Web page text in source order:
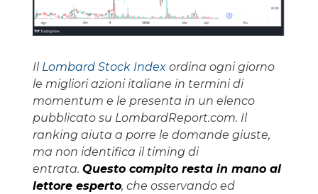
Il Lombard Stock Index ordina ogni giorno
le migliori azioni italiane in termini di
momentum e le presenta in un elenco
pubblicato su LombardReport.com. Il
ranking aiuta a porre le domande giuste,
ma non identifica il timing di
entrata. Questo compito resta in mano al
lettore esperto, che osservando ed